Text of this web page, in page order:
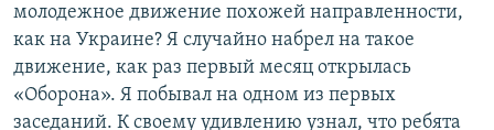
молодежное движение похожей направленности,
как на Украине? Я случайно набрел на такое
движение, как раз первый месяц открылась
«Оборона». Я побывал на одном из первых
заседаний. К своему удивлению узнал, что ребята